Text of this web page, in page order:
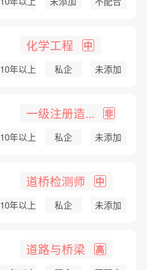
化学工程 中
10年以上 私企 未添加
一级注册造... 非
10年以上 私企 未添加
道桥检测师 中
10年以上 私企 未添加
道路与桥梁 高